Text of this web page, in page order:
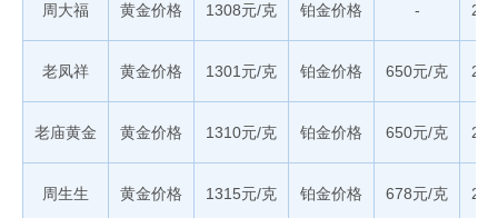
周大福 黄金价格 1308元/克 铂金价格 -
老凤祥 黄金价格 1301元/克 铂金价格 650元/克
老庙黄金 黄金价格 1310元/克 铂金价格 650元/克
周生生 黄金价格 1315元/克 铂金价格 678元/克